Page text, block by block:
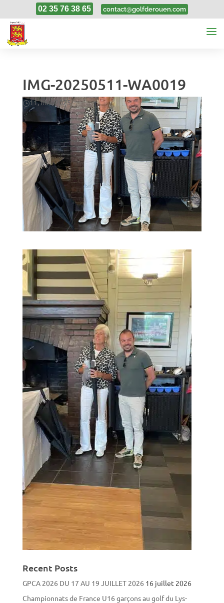
02 35 76 38 65 contact@golfderouen.com
IMG-20250511-WA0019
11, Mai, 2025
Recent Posts
GPCA 2026 DU 17 AU 19 JUILLET 2026 16 juillet 2026
Championnats de France U16 garçons au golf du Lys-